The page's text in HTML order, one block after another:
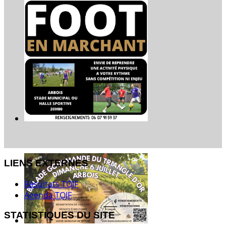
LIENS EXTERNES
Résultats TOJF
Agenda TOJF
STATISTIQUES DU SITE